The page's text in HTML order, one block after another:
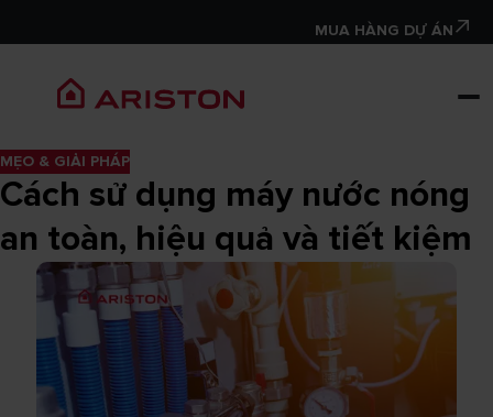
MUA HÀNG DỰ ÁN
MẸO & GIẢI PHÁP
Cách sử dụng máy nước nóng
an toàn, hiệu quả và tiết kiệm